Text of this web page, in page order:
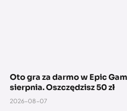
Oto gra za darmo w Epic
sierpnia. Oszczędzisz 50 zł
2026-08-07